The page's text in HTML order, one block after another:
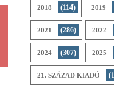
2018 (114) 2019
2021 (286) 2022
2024 (307) 2025
21. SZÁZAD KIADÓ